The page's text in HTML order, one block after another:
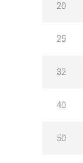
20
25
32
40
50